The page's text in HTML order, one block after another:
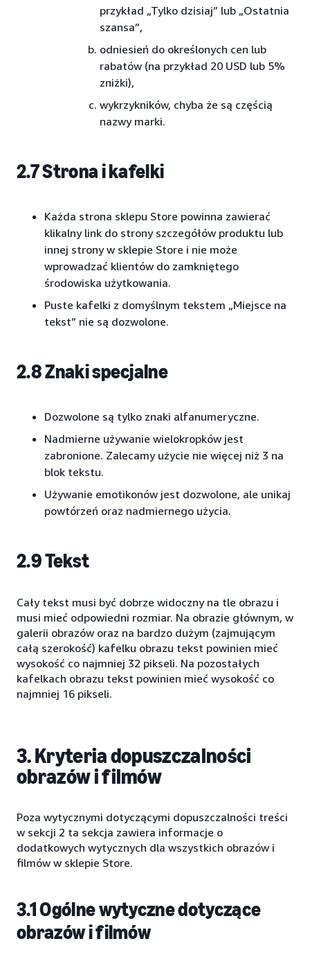
przykład „Tylko dzisiaj” lub „Ostatnia
szansa”,
odniesień do określonych cen lub
rabatów (na przykład 20 USD lub 5%
zniżki),
wykrzykników, chyba że są częścią
nazwy marki.
2.7 Strona i kafelki
Każda strona sklepu Store powinna zawierać
klikalny link do strony szczegółów produktu lub
innej strony w sklepie Store i nie może
wprowadzać klientów do zamkniętego
środowiska użytkowania.
Puste kafelki z domyślnym tekstem „Miejsce na
tekst” nie są dozwolone.
2.8 Znaki specjalne
Dozwolone są tylko znaki alfanumeryczne.
Nadmierne używanie wielokropków jest
zabronione. Zalecamy użycie nie więcej niż 3 na
blok tekstu.
Używanie emotikonów jest dozwolone, ale unikaj
powtórzeń oraz nadmiernego użycia.
2.9 Tekst
Cały tekst musi być dobrze widoczny na tle obrazu i
musi mieć odpowiedni rozmiar. Na obrazie głównym, w
galerii obrazów oraz na bardzo dużym (zajmującym
całą szerokość) kafelku obrazu tekst powinien mieć
wysokość co najmniej 32 pikseli. Na pozostałych
kafelkach obrazu tekst powinien mieć wysokość co
najmniej 16 pikseli.
3. Kryteria dopuszczalności
obrazów i filmów
Poza wytycznymi dotyczącymi dopuszczalności treści
w sekcji 2 ta sekcja zawiera informacje o
dodatkowych wytycznych dla wszystkich obrazów i
filmów w sklepie Store.
3.1 Ogólne wytyczne dotyczące
obrazów i filmów